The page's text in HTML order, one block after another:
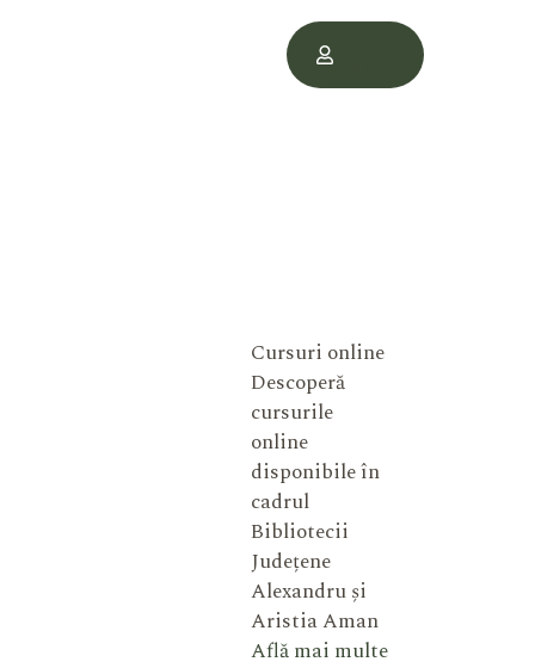
Cursuri online
Descoperă
cursurile
online
disponibile în
cadrul
Bibliotecii
Județene
Alexandru și
Aristia Aman
Află mai multe